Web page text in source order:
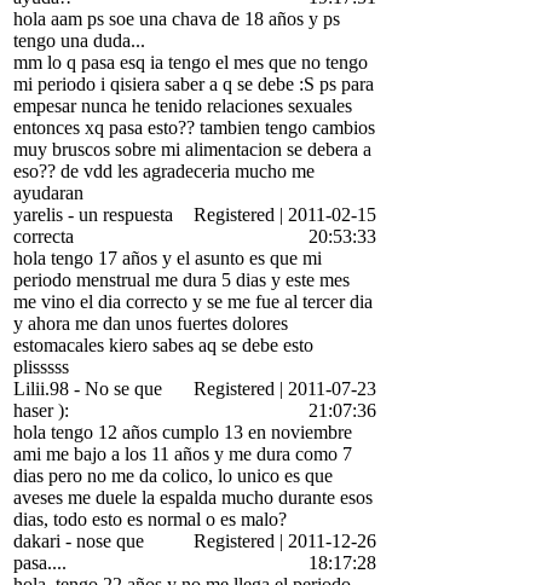
hola aam ps soe una chava de 18 años y ps
tengo una duda...
mm lo q pasa esq ia tengo el mes que no tengo
mi periodo i qisiera saber a q se debe :S ps para
empesar nunca he tenido relaciones sexuales
entonces xq pasa esto?? tambien tengo cambios
muy bruscos sobre mi alimentacion se debera a
eso?? de vdd les agradeceria mucho me
ayudaran
yarelis - un respuesta
correcta
Registered | 2011-02-15
20:53:33
hola tengo 17 años y el asunto es que mi
periodo menstrual me dura 5 dias y este mes
me vino el dia correcto y se me fue al tercer dia
y ahora me dan unos fuertes dolores
estomacales kiero sabes aq se debe esto
plisssss
Lilii.98 - No se que
haser ):
Registered | 2011-07-23
21:07:36
hola tengo 12 años cumplo 13 en noviembre
ami me bajo a los 11 años y me dura como 7
dias pero no me da colico, lo unico es que
aveses me duele la espalda mucho durante esos
dias, todo esto es normal o es malo?
dakari - nose que
pasa....
Registered | 2011-12-26
18:17:28